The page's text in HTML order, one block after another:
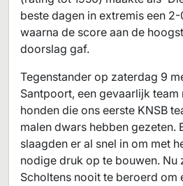
beste dagen in extremis een
waarna de score aan de
doorslag gaf.
Tegenstander op zaterdag 9
Santpoort, een gevaarlijk
honden die ons eerste KNSB
malen dwars hebben gezeten.
slaagden er al snel in om met
nodige druk op te bouwen. Nu
Scholtens nooit te beroerd om